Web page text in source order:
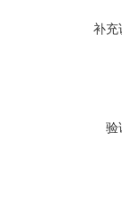
补充
验